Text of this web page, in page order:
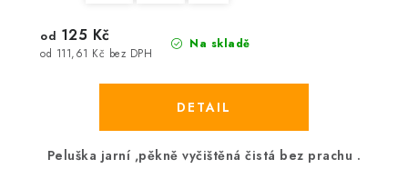
Na skladě
od 111,61 Kč bez DPH
od 125 Kč
Peluška jarní ,pěkně vyčištěná čistá bez prachu .